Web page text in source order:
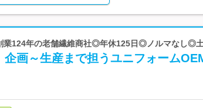
業124年の老舗繊維商社◎年休125日◎ノルマなし◎
画～生産まで担うユニフォーム